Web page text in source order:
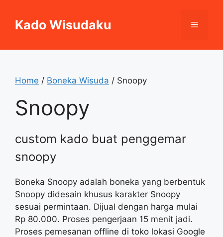
contentKado Wisudaku Menu
Home / Boneka Wisuda / Snoopy
Snoopy
custom kado buat penggemar
snoopy
Boneka Snoopy adalah boneka yang berbentuk
Snoopy didesain khusus karakter Snoopy
sesuai permintaan. Dijual dengan harga mulai
Rp 80.000. Proses pengerjaan 15 menit jadi.
Proses pemesanan offline di toko lokasi Google